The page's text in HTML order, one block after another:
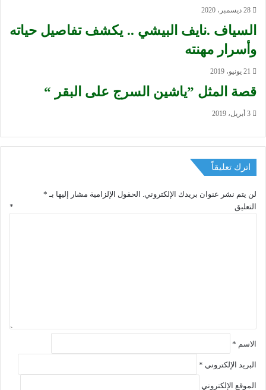
28 ديسمبر، 2020
السياف .نايف البيشي .. يكشف تفاصيل حياته
وأسرار مهنته
21 يونيو، 2019
قصة المثل ”ياشين السرج على البقر “
3 أبريل، 2019
اترك تعليقاً
لن يتم نشر عنوان بريدك الإلكتروني. الحقول الإلزامية مشار إليها بـ *
التعليق *
الاسم *
البريد الإلكتروني *
الموقع الإلكتروني